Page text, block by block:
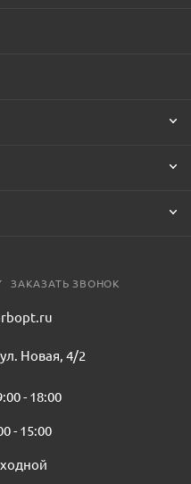
ЗАКАЗАТЬ ЗВОНОК
Новая, 4/2
- 18:00
- 15:00